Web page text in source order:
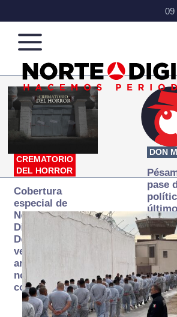
09
Norte
de
Ciudad
Más
que
noticias,
hacemos periodismo
CREMATORIO
DEL HORROR
Cobertura
especial de
Norte
Digital:
Donde la
verdad
arde… pero
no se
consume
DON
pase
Papá